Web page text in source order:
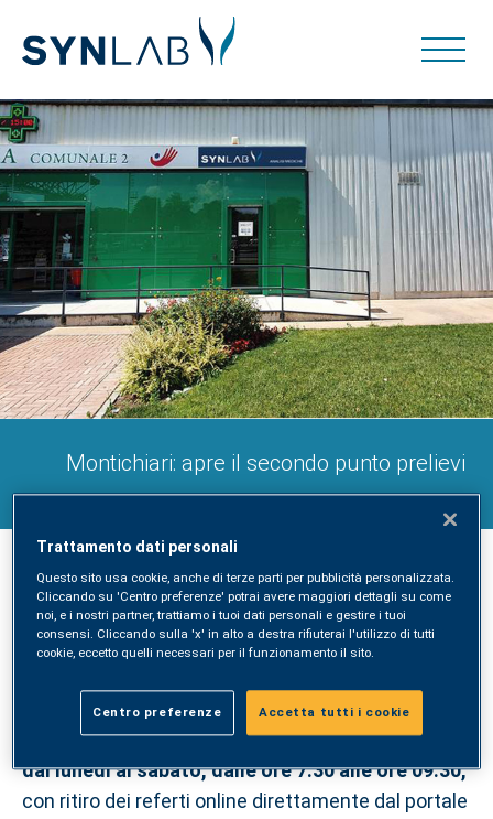
Montichiari: apre il secondo punto prelievi
della città
A partire da lunedì 20 settembre, raddoppia la
presenza di SYNLAB nella città di Montichiari: al
punto prelievi sito in piazza del Comune 24/26 si
Presso il Centro sarà possibileeffettuare prelievi
dal lunedì al sabato, dalle ore 7:30 alle ore 09:30,
con ritiro dei referti online direttamente dal portale
Trattamento dati personali
Questo sito usa cookie, anche di terze parti per pubblicità personalizzata.
Cliccando su 'Centro preferenze' potrai avere maggiori dettagli su come
noi, e i nostri partner, trattiamo i tuoi dati personali e gestire i tuoi
consensi. Cliccando sulla 'x' in alto a destra rifiuterai l'utilizzo di tutti
cookie, eccetto quelli necessari per il funzionamento il sito.
Centro preferenze Accetta tutti i cookie